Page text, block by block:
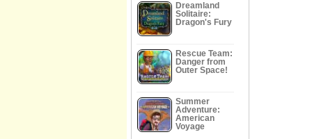
Dreamland
Solitaire:
Dragon's Fury
Rescue Team:
Danger from
Outer Space!
Summer
Adventure:
American
Voyage